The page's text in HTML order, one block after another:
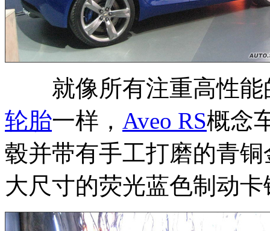
就像所有注重高性能
轮胎一样， Aveo RS概念
毂并带有手工打磨的青铜
大尺寸的荧光蓝色制动